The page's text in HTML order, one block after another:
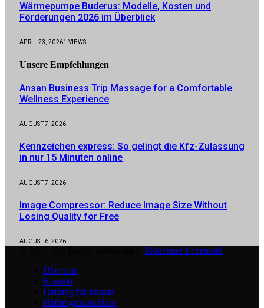
Wärmepumpe Buderus: Modelle, Kosten und
Förderungen 2026 im Überblick
APRIL 23, 20261 VIEWS
Unsere Empfehlungen
Ansan Business Trip Massage for a Comfortable
Wellness Experience
AUGUST 7, 2026
Kennzeichen express: So gelingt die Kfz-Zulassung
in nur 15 Minuten online
AUGUST 7, 2026
Image Compressor: Reduce Image Size Without
Losing Quality for Free
AUGUST 6, 2026
Münchner Lebensstil
Über uns
Kontakt
Haftung für Inhalte
Haftungsausschluss